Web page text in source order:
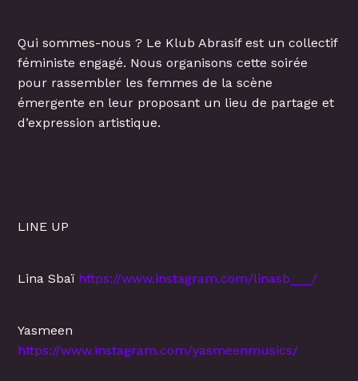
Qui sommes-nous ? Le Klub Abrasif est un collectif
féministe engagé. Nous organisons cette soirée
pour rassembler les femmes de la scène
émergente en leur proposant un lieu de partage et
d’expression artistique.
LINE UP
Lina Sbaï https://www.instagram.com/linasb___/
Yasmeen
https://www.instagram.com/yasmeenmusics/